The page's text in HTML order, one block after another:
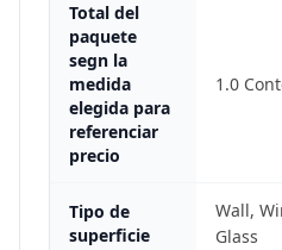
Total del
paquete
segn la
medida
elegida para
referenciar
precio
1.0
Tipo de
superficie
Wall,
Glass